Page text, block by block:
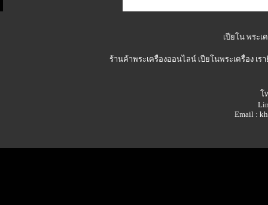
เปียโน พระเ
ร้านค้าพระเครื่องออนไลน์ เปียโนพระเครื่อง เ
โ
Email :